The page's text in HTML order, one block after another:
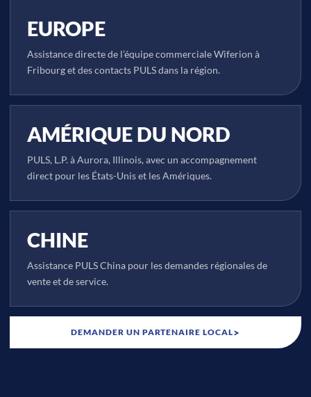
EUROPE
Assistance directe de l’équipe commerciale Wiferion à
Fribourg et des contacts PULS dans la région.
AMÉRIQUE DU NORD
PULS, L.P. à Aurora, Illinois, avec un accompagnement
direct pour les États-Unis et les Amériques.
CHINE
Assistance PULS China pour les demandes régionales de
vente et de service.
DEMANDER UN PARTENAIRE LOCAL>